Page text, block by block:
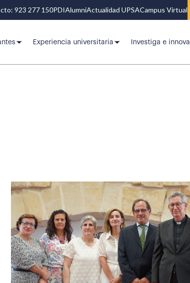
923 277 150PDIAlumniActualidad UPSACampus Virtual
Experiencia universitaria Investiga e innova